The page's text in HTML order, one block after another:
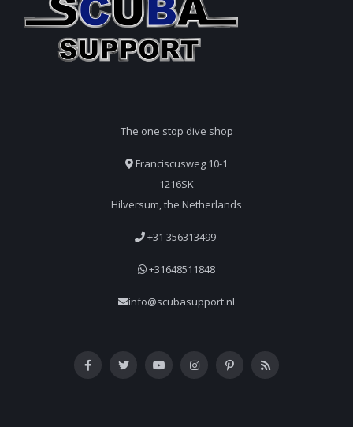
The one stop dive shop
Franciscusweg 10-1
1216SK
Hilversum, the Netherlands
+31 356313499
+31648511848
info@scubasupport.nl